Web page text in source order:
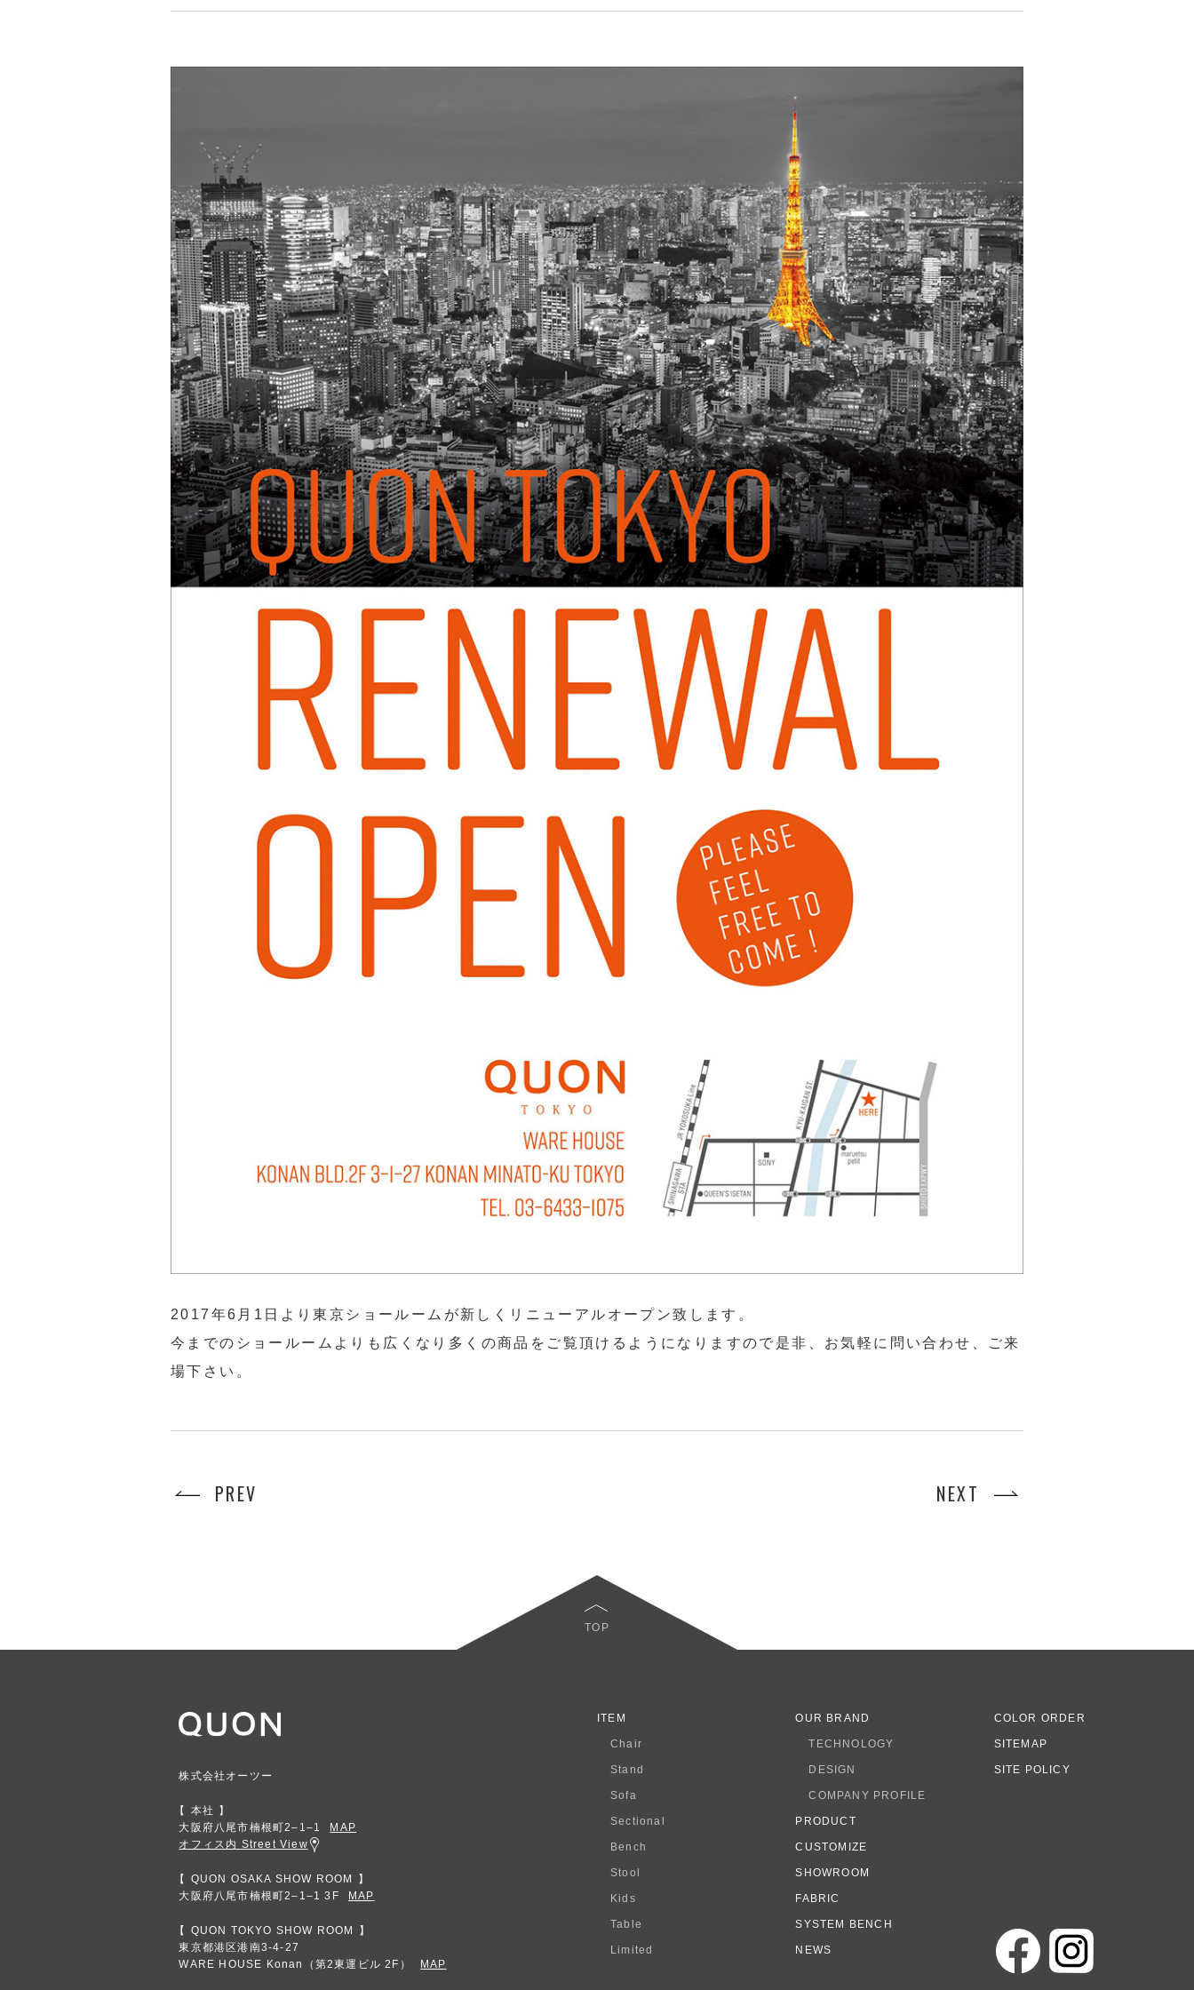
2017年6月1日より東京ショールームが新しくリニューアルオープン致します。
今までのショールームよりも広くなり多くの商品をご覧頂けるようになりますので是非、お気軽に問い合わせ、ご来
場下さい。
PREV NEXT
TOP
株式会社オーツー
本社
大阪府八尾市楠根町2‒1‒1
MAP
オフィス内 Street View
QUON OSAKA SHOW ROOM
大阪府八尾市楠根町2‒1‒1 3F
MAP
QUON TOKYO SHOW ROOM
東京都港区港南3-4-27
WARE HOUSE Konan（第2東運ビル 2F）
MAP
ITEM
Chair
Stand
Sofa
Sectional
Bench
Stool
Kids
Table
Limited
OUR BRAND
TECHNOLOGY
DESIGN
COMPANY PROFILE
PRODUCT
CUSTOMIZE
SHOWROOM
FABRIC
SYSTEM BENCH
NEWS
COLOR ORDER
SITEMAP
SITE POLICY